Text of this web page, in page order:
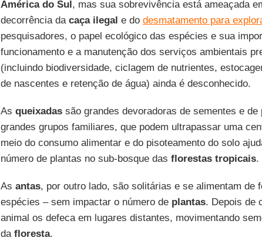
América do Sul, mas sua sobrevivência está ameaçada
decorrência da caça ilegal e do desmatamento para
pesquisadores, o papel ecológico das espécies e sua
funcionamento e a manutenção dos serviços ambientais
(incluindo biodiversidade, ciclagem de nutrientes,
de nascentes e retenção de água) ainda é desconhecido.
As queixadassão grandes devoradoras de sementes e de
grandes grupos familiares, que podem ultrapassar uma
meio do consumo alimentar e do pisoteamento do solo
número de plantas no sub-bosque das florestas tropicais.
As antas, por outro lado, são solitárias e se alimentam de
espécies – sem impactar o número de plantas. Depois de
animal os defeca em lugares distantes, movimentando
da floresta.